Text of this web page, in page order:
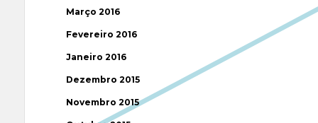
Março 2016
Fevereiro 2016
Janeiro 2016
Dezembro 2015
Novembro 2015